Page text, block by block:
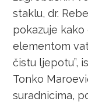
staklu, dr.
pokazuje
elementom
čistu ljepotu”,
Tonko
suradnicima,